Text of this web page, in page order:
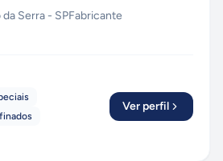
da Serra - SPFabricante
Ver perfil